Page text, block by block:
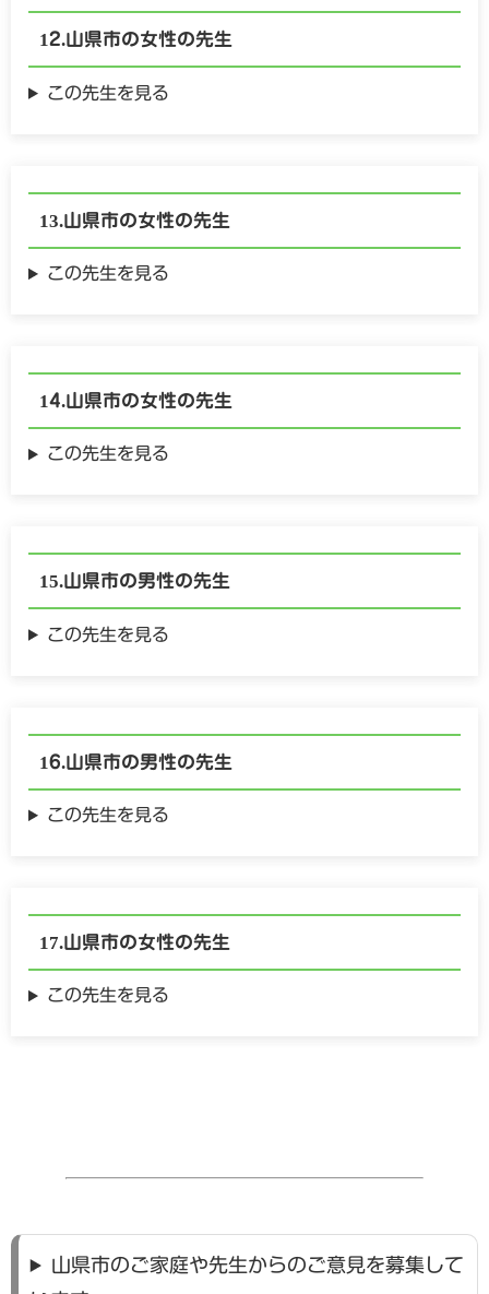
山県市の女性の先生
この先生を見る
山県市の女性の先生
この先生を見る
山県市の女性の先生
この先生を見る
山県市の男性の先生
この先生を見る
山県市の男性の先生
この先生を見る
山県市の女性の先生
この先生を見る
山県市のご家庭や先生からのご意見を募集して